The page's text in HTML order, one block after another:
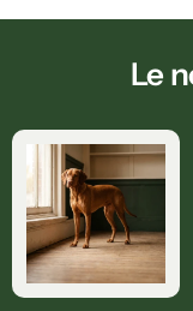
Le